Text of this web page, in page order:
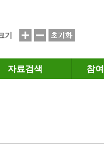
기
자료검색 참